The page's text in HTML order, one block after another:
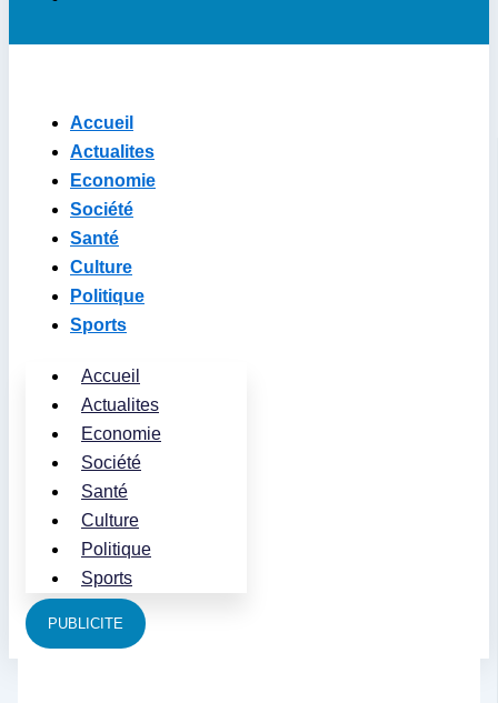
Accueil
Actualites
Economie
Société
Santé
Culture
Politique
Sports
Accueil
Actualites
Economie
Société
Santé
Culture
Politique
Sports
PUBLICITE